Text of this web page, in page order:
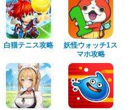
白猫テニス攻略
妖怪ウォッチ1ス
マホ攻略